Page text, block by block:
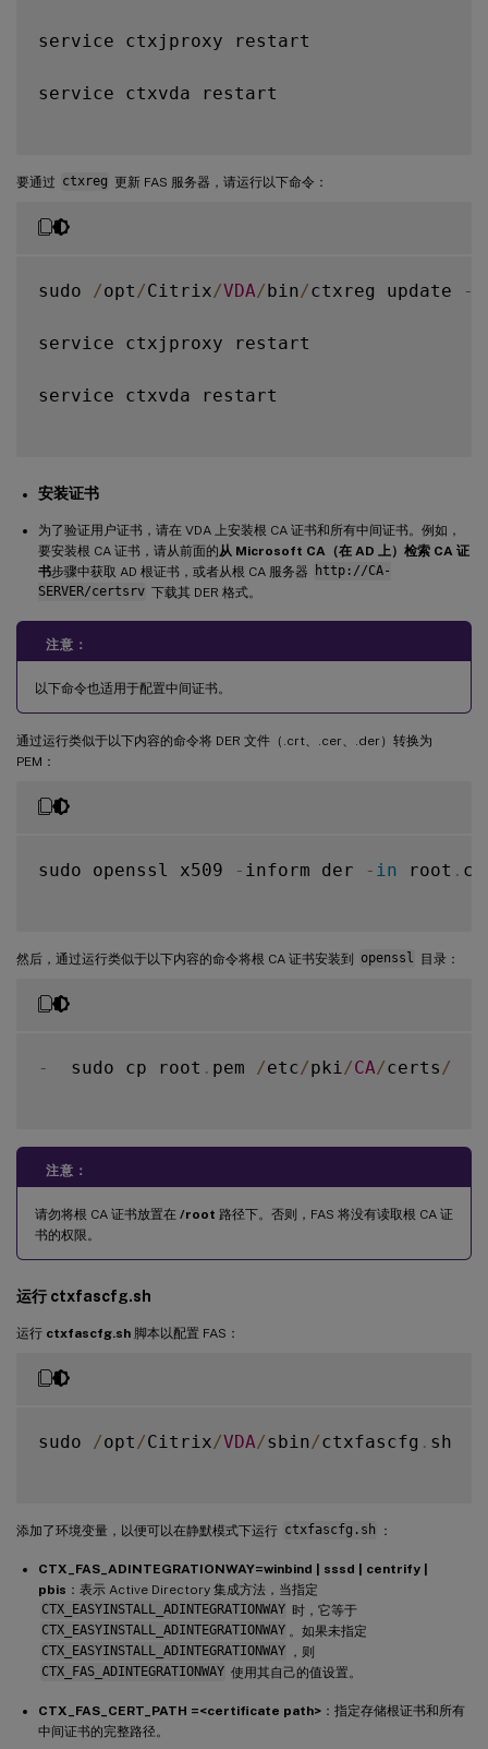
service ctxjproxy restart
service ctxvda restart
要通过 ctxreg 更新 FAS 服务器，请运行以下命令：
sudo /opt /Citrix/VDA/bin/ctxreg update -
service ctxjproxy restart
service ctxvda restart
安装证书
为了验证用户证书，请在 VDA 上安装根 CA 证书和所有中间证书。例如，
要安装根 CA 证书，请从前面的从 Microsoft CA（在 AD 上）检索 CA 证
书步骤中获取 AD 根证书，或者从根 CA 服务器
http://CA-
SERVER/certsrv 下载其 DER 格式。
注意：
以下命令也适用于配置中间证书。
通过运行类似于以下内容的命令将 DER 文件（.crt、.cer、.der）转换为
PEM：
sudo openssl x509 - inform der - in root .
然后，通过运行类似于以下内容的命令将根 CA 证书安装到 openssl 目录：
-
  sudo cp root
. pem /etc/pki /CA/certs /
注意：
请勿将根 CA 证书放置在 /root 路径下。否则，FAS 将没有读取根 CA 证
书的权限。
运行 ctxfascfg.sh
运行 ctxfascfg.sh 脚本以配置 FAS：
sudo /opt /Citrix/VDA/sbin/ctxfascfg . sh
添加了环境变量，以便可以在静默模式下运行 ctxfascfg.sh ：
CTX_FAS_ADINTEGRATIONWAY=winbind | sssd | centrify |
pbis ：表示 Active Directory 集成方法，当指定
CTX_EASYINSTALL_ADINTEGRATIONWAY 时，它等于
CTX_EASYINSTALL_ADINTEGRATIONWAY 。如果未指定
CTX_EASYINSTALL_ADINTEGRATIONWAY ，则
CTX_FAS_ADINTEGRATIONWAY 使用其自己的值设置。
CTX_FAS_CERT_PATH =<certificate path> ：指定存储根证书和所有
中间证书的完整路径。